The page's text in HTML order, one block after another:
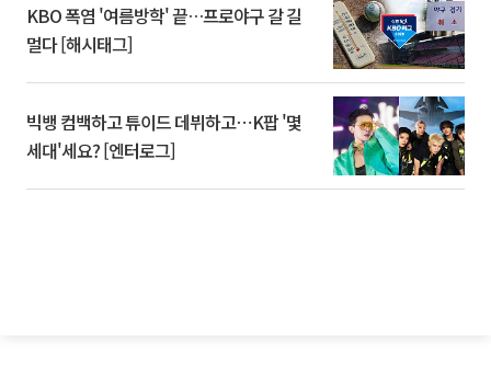
KBO 폭염 '여름방학' 끝…프로야구 갈 길
멀다 [해시태그]
빅뱅 컴백하고 튜이드 데뷔하고⋯K팝 '몇
세대'세요? [엔터로그]